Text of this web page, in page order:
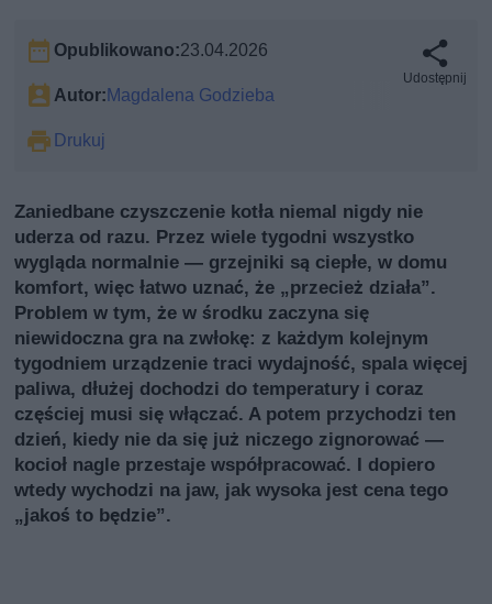
Opublikowano:23.04.2026
Autor:Magdalena Godzieba
Drukuj
Udostępnij
Zaniedbane czyszczenie kotła niemal nigdy nie
uderza od razu. Przez wiele tygodni wszystko
wygląda normalnie — grzejniki są ciepłe, w domu
komfort, więc łatwo uznać, że „przecież działa”.
Problem w tym, że w środku zaczyna się
niewidoczna gra na zwłokę: z każdym kolejnym
tygodniem urządzenie traci wydajność, spala więcej
paliwa, dłużej dochodzi do temperatury i coraz
częściej musi się włączać. A potem przychodzi ten
dzień, kiedy nie da się już niczego zignorować —
kocioł nagle przestaje współpracować. I dopiero
wtedy wychodzi na jaw, jak wysoka jest cena tego
„jakoś to będzie”.